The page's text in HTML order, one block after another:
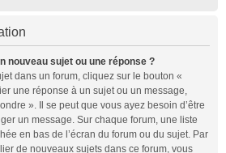
nouveau sujet ou une réponse ?
dans un forum, cliquez sur le bouton «
une réponse à un sujet ou un message,
». Il se peut que vous ayez besoin d’être
un message. Sur chaque forum, une liste
en bas de l’écran du forum ou du sujet. Par
de nouveaux sujets dans ce forum, vous